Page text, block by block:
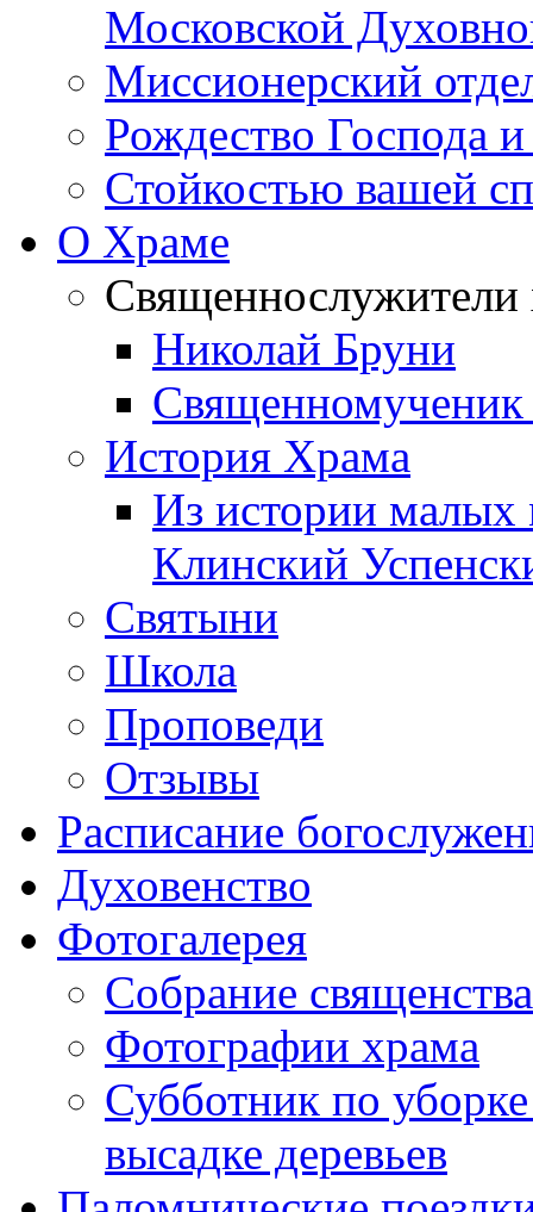
Московской
Миссионерский
Рождество Господа
Стойкостью вашей
О Храме
Николай Бруни
История Храма
Из истории малых
Клинский
Святыни
Школа
Проповеди
Отзывы
Расписание
Духовенство
Фотогалерея
Собрание
Фотографии храма
Субботник по
высадке деревьев